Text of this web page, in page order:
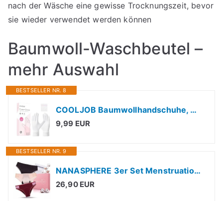
nach der Wäsche eine gewisse Trocknungszeit, bevor
sie wieder verwendet werden können
Baumwoll-Waschbeutel –
mehr Auswahl
BESTSELLER NR. 8
COOLJOB Baumwollhandschuhe, Weiße Stoff Handschuhe aus Baumwolle für trockene Hände & Neurodermitis, Feuchtigkeitsspendende Handschuhe, Waschbar - Gratis Waschbeutel (4 Paar, Größe L)
9,99 EUR
BESTSELLER NR. 9
NANASPHERE 3er Set Menstruationsslips Ultra Saugfähig Bio-Baumwolle + Waschbeutel | Starke Blutung Wiederverwendbare Unterwäsche Auslaufschutz Postpartum Teenager
26,90 EUR